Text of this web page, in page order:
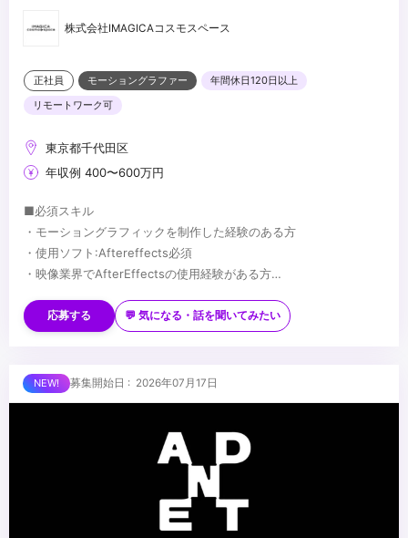
株式会社IMAGICAコスモスペース
正社員 モーショングラファー
年間休日120日以上
リモートワーク可
東京都千代田区
年収例 400〜600万円
■必須スキル
・モーショングラフィックを制作した経験のある方
・使用ソフト:Aftereffects必須
・映像業界でAfterEffectsの使用経験がある方
・ゼロベースでデザインを制作する事が出来る方
・様々なジャンルの作品に応じ、柔軟に演出方法を変えられる方
・新しい知識・技術にチャレンジする向上心のある方
・誰に対しても積極的にコミュニケーションを図りながら、主体的
・「これだけは誰にも負けない！」と⾔える知識や想いがある⽅
応募する 💬 気になる・話を聞いてみたい
募集開始日 : 2026年07月17日